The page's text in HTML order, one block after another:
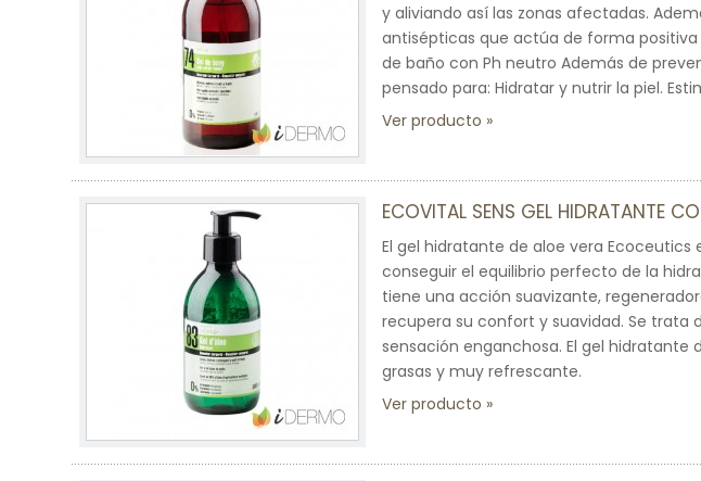
y aliviando así las zonas afectadas.
antisépticas que actúa de forma positiva
de baño con Ph neutro Además de
pensado para: Hidratar y nutrir la piel.
Ver producto
ECOVITAL SENS GEL HIDRATANTE
El gel hidratante de aloe vera
conseguir el equilibrio perfecto de la
tiene una acción suavizante,
recupera su confort y suavidad. Se trata
sensación enganchosa. El gel hidratante
grasas y muy refrescante.
Ver producto